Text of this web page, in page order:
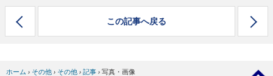
この記事へ戻る
ホーム › その他 › その他 › 記事 › 写真・画像